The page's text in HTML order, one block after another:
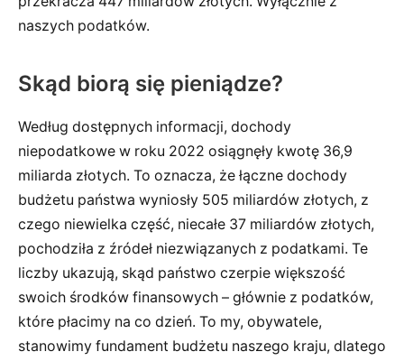
naszych podatków.
Skąd biorą się pieniądze?
Według dostępnych informacji, dochody
niepodatkowe w roku 2022 osiągnęły kwotę 36,9
miliarda złotych. To oznacza, że łączne dochody
budżetu państwa wyniosły 505 miliardów złotych, z
czego niewielka część, niecałe 37 miliardów złotych,
pochodziła z źródeł niezwiązanych z podatkami. Te
liczby ukazują, skąd państwo czerpie większość
swoich środków finansowych – głównie z podatków,
które płacimy na co dzień. To my, obywatele,
stanowimy fundament budżetu naszego kraju, dlatego